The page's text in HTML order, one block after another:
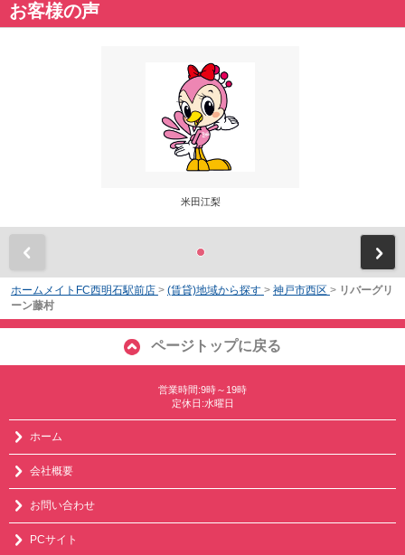
お客様の声
米田江梨
ホームメイトFC西明石駅前店 > (賃貸)地域から探す > 神戸市西区 > リバーグリ
ーン藤村
ページトップに戻る
営業時間:9時～19時
定休日:水曜日
ホーム
会社概要
お問い合わせ
PCサイト